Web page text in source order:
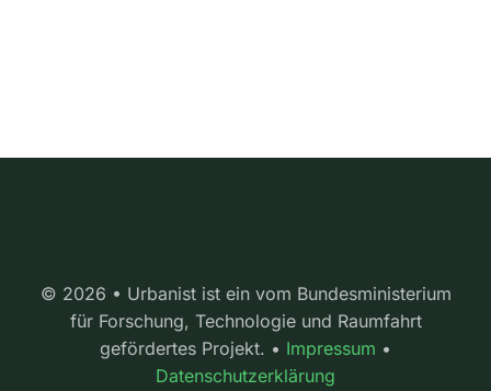
© 2026 • Urbanist ist ein vom Bundesministerium
für Forschung, Technologie und Raumfahrt
gefördertes Projekt. • Impressum •
Datenschutzerklärung